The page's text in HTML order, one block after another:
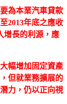
為本業汽車貸款
2013年底之應收
增長的利源，應
幅增加固定資產
但就業務擴展的
力，仍以正向視